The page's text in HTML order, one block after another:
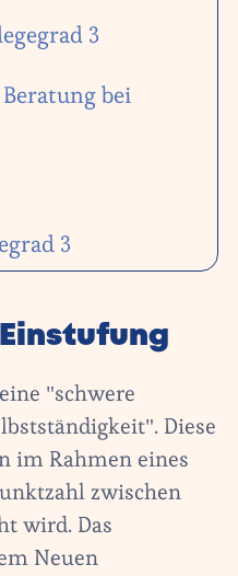
3
bei
3
"schwere
Diese
im Rahmen eines
zwischen
wird. Das
Neuen